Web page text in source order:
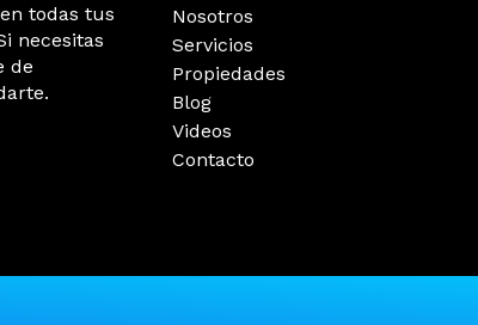
todas tus
necesitas
de
Nosotros
Servicios
Propiedades
Blog
Videos
Contacto